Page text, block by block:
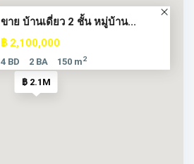
฿ 2.1M
ขาย บ้านเดี่ยว 2 ชั้น หมู่บ้าน...
฿ 2,100,000
4 BD 2 BA 150 m2